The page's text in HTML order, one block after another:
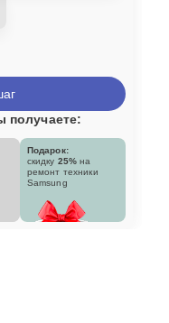
получаете:
Подарок:
скидку 25% на
ремонт техники
Samsung